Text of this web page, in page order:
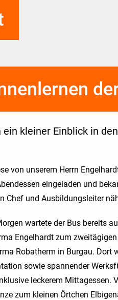
kleiner Einblick in
von unserem Herrn
eingeladen und
Chef und Ausbildungsleiter
wartete der Bus bereits
Engelhardt zum
Robatherm in Burgau.
sowie spannender
leckerem Mittagessen.
zum kleinen Örtchen